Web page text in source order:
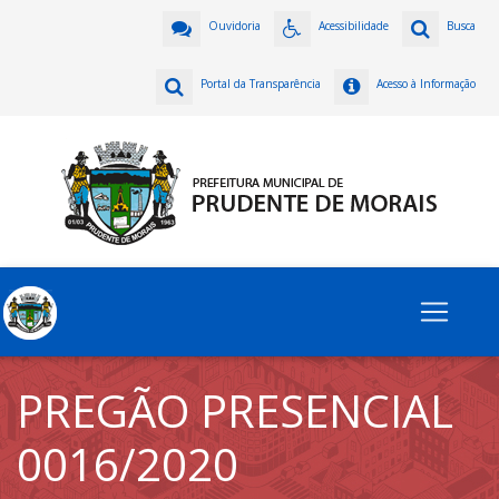
Busca
Acessibilidade
Ouvidoria
Acesso à Informação
Portal da Transparência
PREGÃO PRESENCIAL
0016/2020